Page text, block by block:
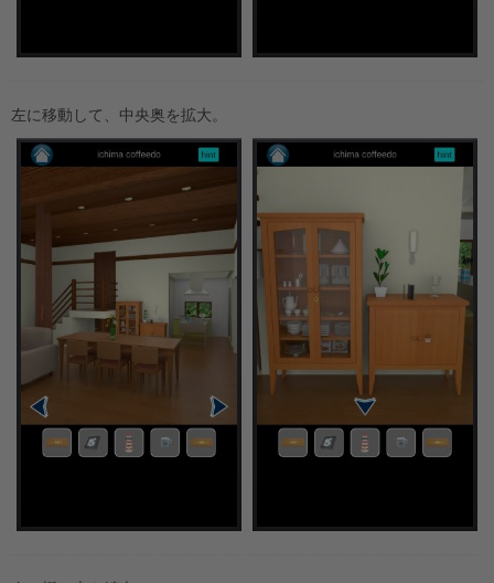
左に移動して、中央奥を拡大。